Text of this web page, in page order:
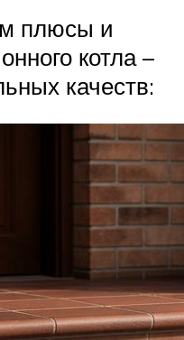
плюсы и
котла –
качеств: